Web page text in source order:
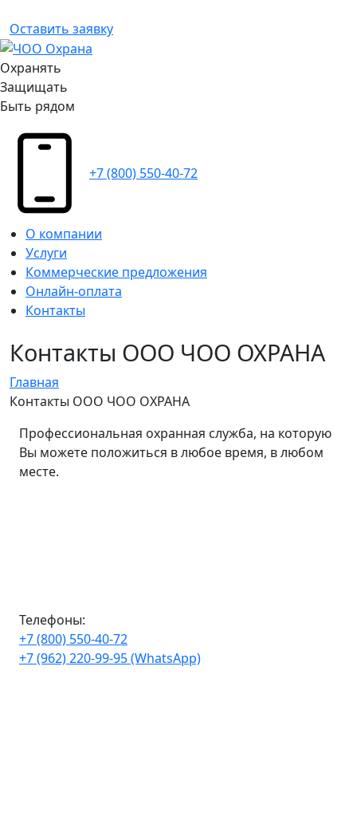
Оставить заявку
Охранять
Защищать
Быть рядом
+7 (800) 550-40-72
О компании
Услуги
Коммерческие предложения
Онлайн-оплата
Контакты
Контакты ООО ЧОО ОХРАНА
Главная
Контакты ООО ЧОО ОХРАНА
Профессиональная охранная служба, на которую
Вы можете положиться в любое время, в любом
месте.
Телефоны:
+7 (800) 550-40-72
+7 (962) 220-99-95 (WhatsApp)